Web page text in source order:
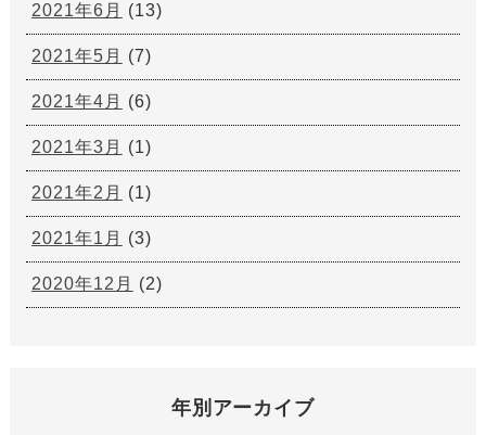
2021年6月 (13)
2021年5月 (7)
2021年4月 (6)
2021年3月 (1)
2021年2月 (1)
2021年1月 (3)
2020年12月 (2)
年別アーカイブ